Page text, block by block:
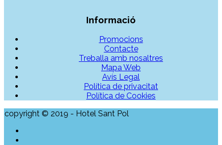
Informació
Promocions
Contacte
Treballa amb nosaltres
Mapa Web
Avís Legal
Política de privacitat
Política de Cookies
copyright © 2019 - Hotel Sant Pol